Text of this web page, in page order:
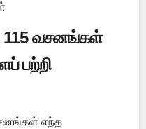
115 வசனங்கள்
பற்றி
எந்த